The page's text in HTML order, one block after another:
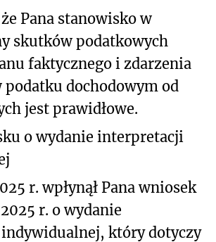
Pana stanowisko w
skutków podatkowych
faktycznego i zdarzenia
podatku dochodowym od
jest prawidłowe.
o wydanie interpretacji
r. wpłynął Pana wniosek
r. o wydanie
który dotyczy